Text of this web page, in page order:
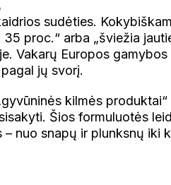
sudėties.
proc.“ arba „šviežia
Vakarų Europos gamybos
jų svorį.
kilmės produktai“
Šios formuluotės
nuo snapų ir plunksnų iki